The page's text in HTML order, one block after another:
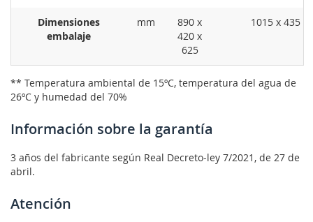
Dimensiones
embalaje
mm
890 x
420 x
625
1015 x 435 x
** Temperatura ambiental de 15ºC, temperatura del agua de
26ºC y humedad del 70%
Información sobre la garantía
3 años del fabricante según Real Decreto-ley 7/2021, de 27 de
abril.
Atención